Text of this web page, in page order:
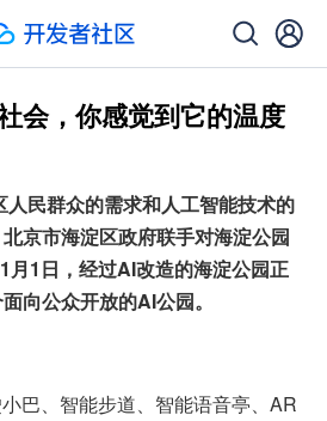
会，你感觉到它的温度
民群众的需求和人工智能技术的
京市海淀区政府联手对海淀公园
月1日，经过AI改造的海淀公园正
向公众开放的AI公园。
巴、智能步道、智能语音亭、AR